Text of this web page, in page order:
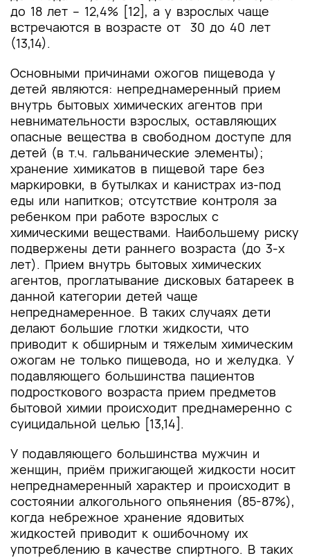
до 18 лет – 12,4% [12], а у взрослых чаще
встречаются в возрасте от 30 до 40 лет
(13,14).
Основными причинами ожогов пищевода у
детей являются: непреднамеренный прием
внутрь бытовых химических агентов при
невнимательности взрослых, оставляющих
опасные вещества в свободном доступе для
детей (в т.ч. гальванические элементы);
хранение химикатов в пищевой таре без
маркировки, в бутылках и канистрах из-под
еды или напитков; отсутствие контроля за
ребенком при работе взрослых с
химическими веществами. Наибольшему риску
подвержены дети раннего возраста (до 3-х
лет). Прием внутрь бытовых химических
агентов, проглатывание дисковых батареек в
данной категории детей чаще
непреднамеренное. В таких случаях дети
делают большие глотки жидкости, что
приводит к обширным и тяжелым химическим
ожогам не только пищевода, но и желудка. У
подавляющего большинства пациентов
подросткового возраста прием предметов
бытовой химии происходит преднамеренно с
суицидальной целью [13,14].
У подавляющего большинства мужчин и
женщин, приём прижигающей жидкости носит
непреднамеренный характер и происходит в
состоянии алкогольного опьянения (85-87%),
когда небрежное хранение ядовитых
жидкостей приводит к ошибочному их
употреблению в качестве спиртного. В таких